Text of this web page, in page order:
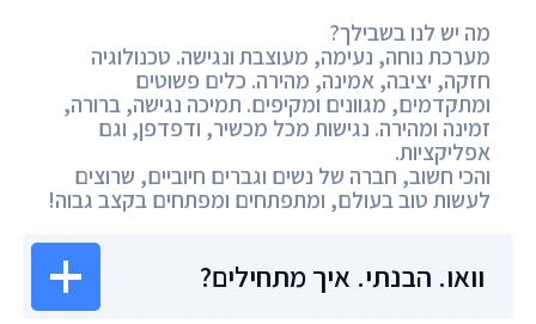
מה יש לנו בשבילך?
מערכת נוחה, נעימה, מעוצבת ונגישה. טכנולוגיה
חזקה, יציבה, אמינה, מהירה. כלים פשוטים
ומתקדמים, מגוונים ומקיפים. תמיכה נגישה, ברורה,
זמינה ומהירה. נגישות מכל מכשיר, ודפדפן, וגם
אפליקציות.
והכי חשוב, חברה של נשים וגברים חיוביים, שרוצים
לעשות טוב בעולם, ומתפתחים ומפתחים בקצב גבוה!
וואו. הבנתי. איך מתחילים?